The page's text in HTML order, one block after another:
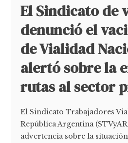
El Sindicato de
denunció el
de Vialidad
alertó sobre la
rutas al sector
El Sindicato Trabajadores
República Argentina
advertencia sobre la